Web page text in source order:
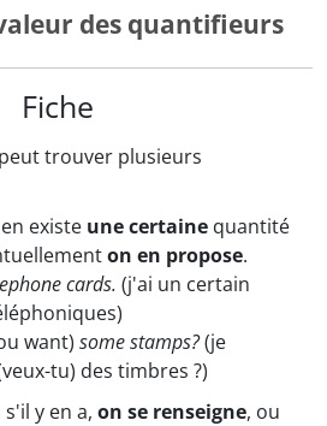
des quantifieurs
Fiche
trouver plusieurs
existe une certaine quantité
on en propose.
cards. (j'ai un certain
want) somestamps?(je
tu) des timbres ?)
y en a, on se renseigne, ou